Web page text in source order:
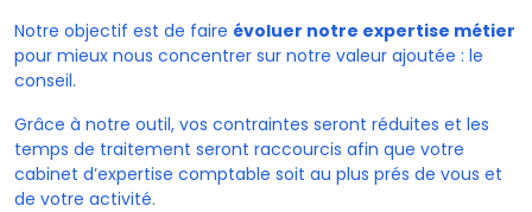
Notre objectif est de faire évoluer notre expertise métier
pour mieux nous concentrer sur notre valeur ajoutée : le
conseil.
Grâce à notre outil, vos contraintes seront réduites et les
temps de traitement seront raccourcis afin que votre
cabinet d’expertise comptable soit au plus prés de vous et
de votre activité.